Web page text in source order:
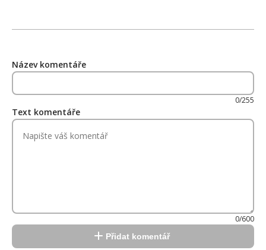
Název komentáře
0/255
Text komentáře
0/600
Přidat komentář